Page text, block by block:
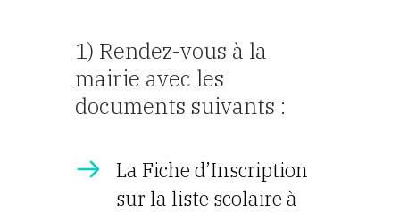
1) Rendez-vous à la
mairie avec les
documents suivants :
La Fiche d’Inscription
sur la liste scolaire à